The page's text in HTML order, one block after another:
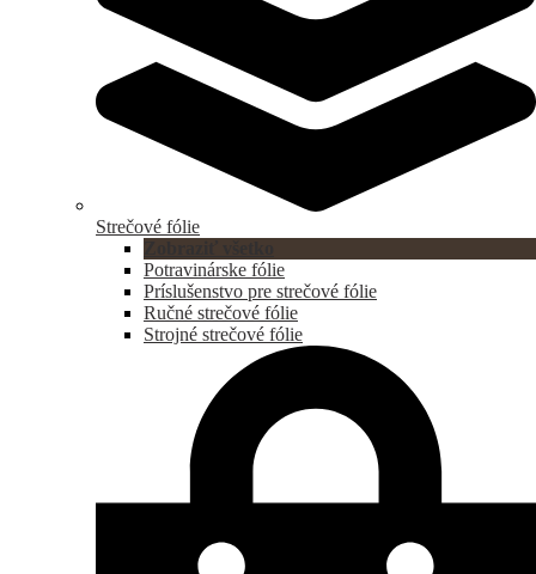
Strečové fólie
Potravinárske fólie
Príslušenstvo pre strečové fólie
Ručné strečové fólie
Strojné strečové fólie